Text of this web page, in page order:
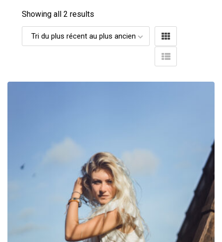
Showing all 2 results